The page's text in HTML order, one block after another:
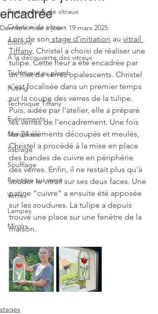
Restauration de vitraux
Création de vitraux
Editions
A la découverte des vitraux
Technique au plomb
Fusing
Technique Tiffany
Evénements
Marquises
Sablage
Soufflage
Peinture sur verre
Verres
Lampes
Miroirs
encadrée
Dernière mise à jour : 19 mars 2025
Lors de son stage d'initiation au vitrail
Tiffany, Christel a choisi de réaliser une
tulipe. Cette fleur a été encadrée par
un filet de verres opalescents. Christel
s'est focalisée dans un premier temps
sur la coupe des verres de la tulipe.
Puis, aidée par l'atelier, elle a préparé
les verres de l'encadrement. Une fois
les 24 éléments découpés et meulés,
Christel a procédé à la mise en place
des bandes de cuivre en périphérie
des verres. Enfin, il ne restait plus qu'à
souder le vitrail sur ses deux faces. Une
patine "cuivre" a ensuite été apposée
sur les soudures. La tulipe a depuis
trouvé une place sur une fenêtre de la
maison.
stages